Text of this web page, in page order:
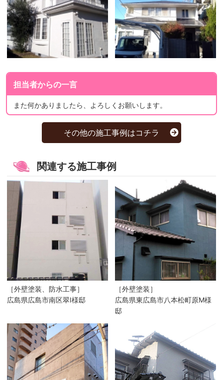
担当者からの一言
また何かありましたら、よろしくお願いします。
その他の施工事例はコチラ
関連する施工事例
［外壁塗装、防水工事］
広島県広島市南区翠I様邸
［外壁塗装］
広島県東広島市八本松町原M様
邸